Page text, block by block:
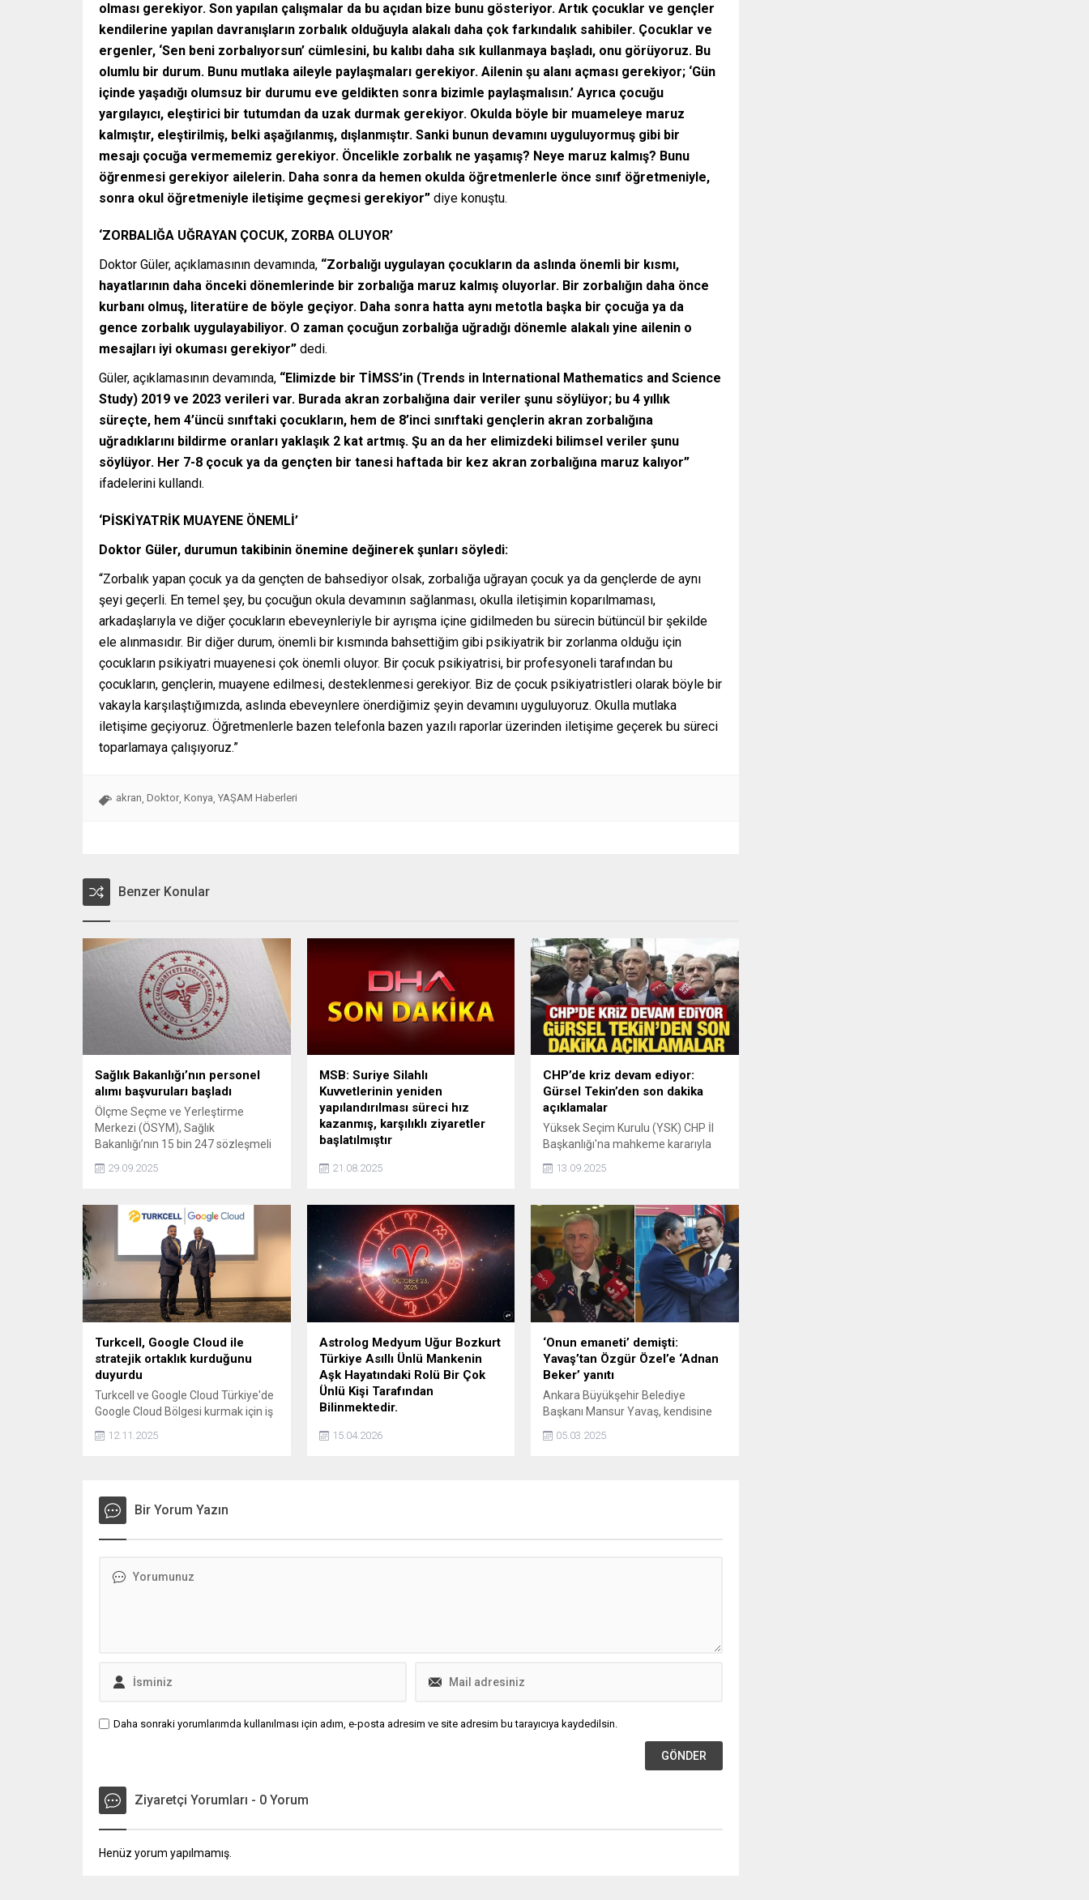
olması gerekiyor. Son yapılan çalışmalar da bu açıdan bize bunu gösteriyor. Artık çocuklar ve gençler
kendilerine yapılan davranışların zorbalık olduğuyla alakalı daha çok farkındalık sahibiler. Çocuklar ve
ergenler, ‘Sen beni zorbalıyorsun’ cümlesini, bu kalıbı daha sık kullanmaya başladı, onu görüyoruz. Bu
olumlu bir durum. Bunu mutlaka aileyle paylaşmaları gerekiyor. Ailenin şu alanı açması gerekiyor; ‘Gün
içinde yaşadığı olumsuz bir durumu eve geldikten sonra bizimle paylaşmalısın.’ Ayrıca çocuğu
yargılayıcı, eleştirici bir tutumdan da uzak durmak gerekiyor. Okulda böyle bir muameleye maruz
kalmıştır, eleştirilmiş, belki aşağılanmış, dışlanmıştır. Sanki bunun devamını uyguluyormuş gibi bir
mesajı çocuğa vermememiz gerekiyor. Öncelikle zorbalık ne yaşamış? Neye maruz kalmış? Bunu
öğrenmesi gerekiyor ailelerin. Daha sonra da hemen okulda öğretmenlerle önce sınıf öğretmeniyle,
sonra okul öğretmeniyle iletişime geçmesi gerekiyor” diye konuştu.
‘ZORBALIĞA UĞRAYAN ÇOCUK, ZORBA OLUYOR’
Doktor Güler, açıklamasının devamında, “Zorbalığı uygulayan çocukların da aslında önemli bir kısmı,
hayatlarının daha önceki dönemlerinde bir zorbalığa maruz kalmış oluyorlar. Bir zorbalığın daha önce
kurbanı olmuş, literatüre de böyle geçiyor. Daha sonra hatta aynı metotla başka bir çocuğa ya da
gence zorbalık uygulayabiliyor. O zaman çocuğun zorbalığa uğradığı dönemle alakalı yine ailenin o
mesajları iyi okuması gerekiyor” dedi.
Güler, açıklamasının devamında, “Elimizde bir TİMSS’in (Trends in International Mathematics and Science
Study) 2019 ve 2023 verileri var. Burada akran zorbalığına dair veriler şunu söylüyor; bu 4 yıllık
süreçte, hem 4’üncü sınıftaki çocukların, hem de 8’inci sınıftaki gençlerin akran zorbalığına
uğradıklarını bildirme oranları yaklaşık 2 kat artmış. Şu an da her elimizdeki bilimsel veriler şunu
söylüyor. Her 7-8 çocuk ya da gençten bir tanesi haftada bir kez akran zorbalığına maruz kalıyor”
ifadelerini kullandı.
‘PİSKİYATRİK MUAYENE ÖNEMLİ’
Doktor Güler, durumun takibinin önemine değinerek şunları söyledi:
“Zorbalık yapan çocuk ya da gençten de bahsediyor olsak, zorbalığa uğrayan çocuk ya da gençlerde de aynı
şeyi geçerli. En temel şey, bu çocuğun okula devamının sağlanması, okulla iletişimin koparılmaması,
arkadaşlarıyla ve diğer çocukların ebeveynleriyle bir ayrışma içine gidilmeden bu sürecin bütüncül bir şekilde
ele alınmasıdır. Bir diğer durum, önemli bir kısmında bahsettiğim gibi psikiyatrik bir zorlanma olduğu için
çocukların psikiyatri muayenesi çok önemli oluyor. Bir çocuk psikiyatrisi, bir profesyoneli tarafından bu
çocukların, gençlerin, muayene edilmesi, desteklenmesi gerekiyor. Biz de çocuk psikiyatristleri olarak böyle bir
vakayla karşılaştığımızda, aslında ebeveynlere önerdiğimiz şeyin devamını uyguluyoruz. Okulla mutlaka
iletişime geçiyoruz. Öğretmenlerle bazen telefonla bazen yazılı raporlar üzerinden iletişime geçerek bu süreci
toparlamaya çalışıyoruz.”
akran, Doktor, Konya, YAŞAM Haberleri
Benzer Konular
Sağlık Bakanlığı’nın personel
alımı başvuruları başladı
Ölçme Seçme ve Yerleştirme
Merkezi (ÖSYM), Sağlık
Bakanlığı’nın 15 bin 247 sözleşmeli
personel alımı için başvuruların
başladığını duyurdu.
29.09.2025
MSB: Suriye Silahlı
Kuvvetlerinin yeniden
yapılandırılması süreci hız
kazanmış, karşılıklı ziyaretler
başlatılmıştır
MSB: Suriye Harekat alanlarında
devam eden 'tünel imha' faaliyetleri
(212) ve Menbic (336) toplam 548
kilometreye ulaşmıştır.
21.08.2025
CHP’de kriz devam ediyor:
Gürsel Tekin’den son dakika
açıklamalar
Yüksek Seçim Kurulu (YSK) CHP İl
Başkanlığı'na mahkeme kararıyla
Çağrı Heyeti olarak atanan Gürsel
Tekin, "Biz bina tartışmalarına
anda CHP İstanbul İl binası." dedi.
13.09.2025
Turkcell, Google Cloud ile
stratejik ortaklık kurduğunu
duyurdu
Turkcell ve Google Cloud Türkiye'de
Google Cloud Bölgesi kurmak için iş
konusu bölge, 3 veya daha fazla
inovasyonunu hızlandırmak
amacıyla uzun vadeli önemli bir
yatırımın başlangıcı olarak
12.11.2025
Astrolog Medyum Uğur Bozkurt
Türkiye Asıllı Ünlü Mankenin
Aşk Hayatındaki Rolü Bir Çok
Ünlü Kişi Tarafından
Bilinmektedir.
Danışmanlık Verdiği İddiaları
ulusal ve uluslararası birçok
15.04.2026
‘Onun emaneti’ demişti:
Yavaş’tan Özgür Özel’e ‘Adnan
Beker’ yanıtı
Ankara Büyükşehir Belediye
Başkanı Mansur Yavaş, kendisine
Milletvekili Adnan Beker'in CHP'ye
05.03.2025
Bir Yorum Yazın
Daha sonraki yorumlarımda kullanılması için adım, e-posta adresim ve site adresim bu tarayıcıya kaydedilsin.
Ziyaretçi Yorumları - 0 Yorum
Henüz yorum yapılmamış.